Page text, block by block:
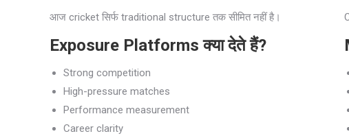
आज cricket सिर्फ traditional structure तक सीमित नहीं है।
Exposure Platforms क्या देते हैं?
Strong competition
High-pressure matches
Performance measurement
Career clarity